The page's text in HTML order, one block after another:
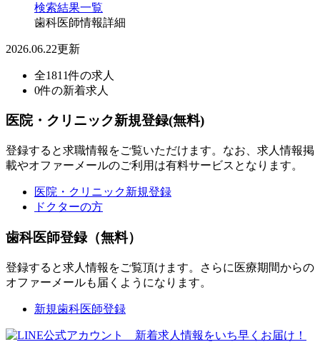
検索結果一覧
歯科医師情報詳細
2026.06.22更新
全1811件の求人
0件の新着求人
医院・クリニック新規登録(無料)
登録すると求職情報をご覧いただけます。なお、求人情報掲
載やオファーメールのご利用は有料サービスとなります。
医院・クリニック新規登録
ドクターの方
歯科医師登録（無料）
登録すると求人情報をご覧頂けます。さらに医療期間からの
オファーメールも届くようになります。
新規歯科医師登録